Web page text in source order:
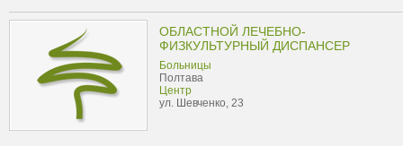
ОБЛАСТНОЙ ЛЕЧЕБНО-
ФИЗКУЛЬТУРНЫЙ ДИСПАНСЕР
Больницы
Полтава
Центр
ул. Шевченко, 23